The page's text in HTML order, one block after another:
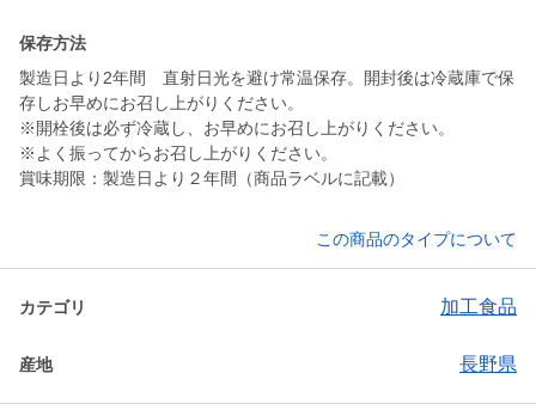
保存方法
製造日より2年間 直射日光を避け常温保存。開封後は冷蔵庫で保
存しお早めにお召し上がりください。
※開栓後は必ず冷蔵し、お早めにお召し上がりください。
※よく振ってからお召し上がりください。
賞味期限：製造日より２年間（商品ラベルに記載）
この商品のタイプについて
カテゴリ 加工食品
産地 長野県